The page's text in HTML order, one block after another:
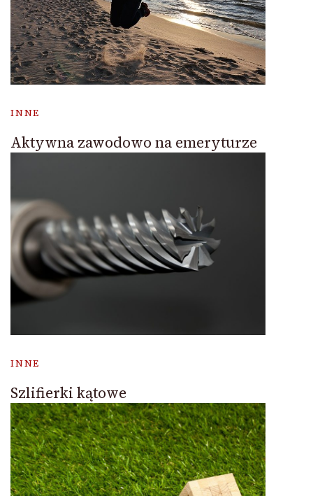
INNE
Aktywna zawodowo na emeryturze
INNE
Szlifierki kątowe